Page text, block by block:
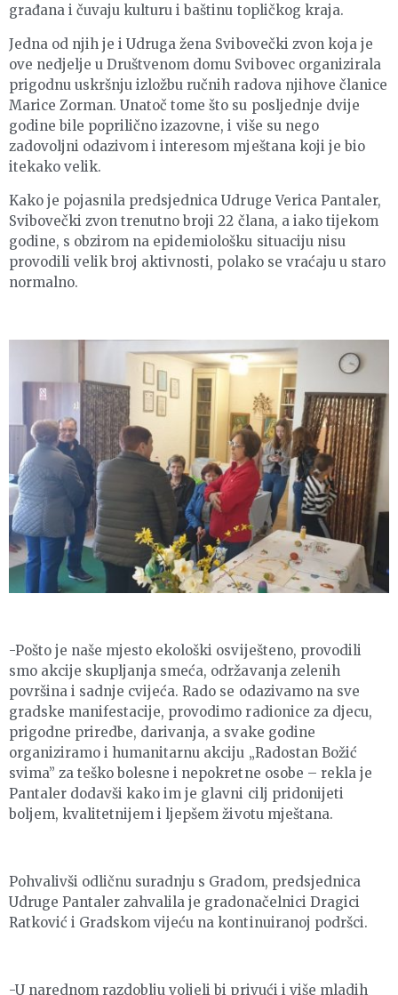
građana i čuvaju kulturu i baštinu topličkog kraja.
Jedna od njih je i Udruga žena Svibovečki zvon koja je
ove nedjelje u Društvenom domu Svibovec organizirala
prigodnu uskršnju izložbu ručnih radova njihove članice
Marice Zorman. Unatoč tome što su posljednje dvije
godine bile poprilično izazovne, i više su nego
zadovoljni odazivom i interesom mještana koji je bio
itekako velik.
Kako je pojasnila predsjednica Udruge Verica Pantaler,
Svibovečki zvon trenutno broji 22 člana, a iako tijekom
godine, s obzirom na epidemiološku situaciju nisu
provodili velik broj aktivnosti, polako se vraćaju u staro
normalno.
-Pošto je naše mjesto ekološki osviješteno, provodili
smo akcije skupljanja smeća, održavanja zelenih
površina i sadnje cvijeća. Rado se odazivamo na sve
gradske manifestacije, provodimo radionice za djecu,
prigodne priredbe, darivanja, a svake godine
organiziramo i humanitarnu akciju „Radostan Božić
svima” za teško bolesne i nepokretne osobe – rekla je
Pantaler dodavši kako im je glavni cilj pridonijeti
boljem, kvalitetnijem i ljepšem životu mještana.
Pohvalivši odličnu suradnju s Gradom, predsjednica
Udruge Pantaler zahvalila je gradonačelnici Dragici
Ratković i Gradskom vijeću na kontinuiranoj podršci.
-U narednom razdoblju voljeli bi privući i više mladih